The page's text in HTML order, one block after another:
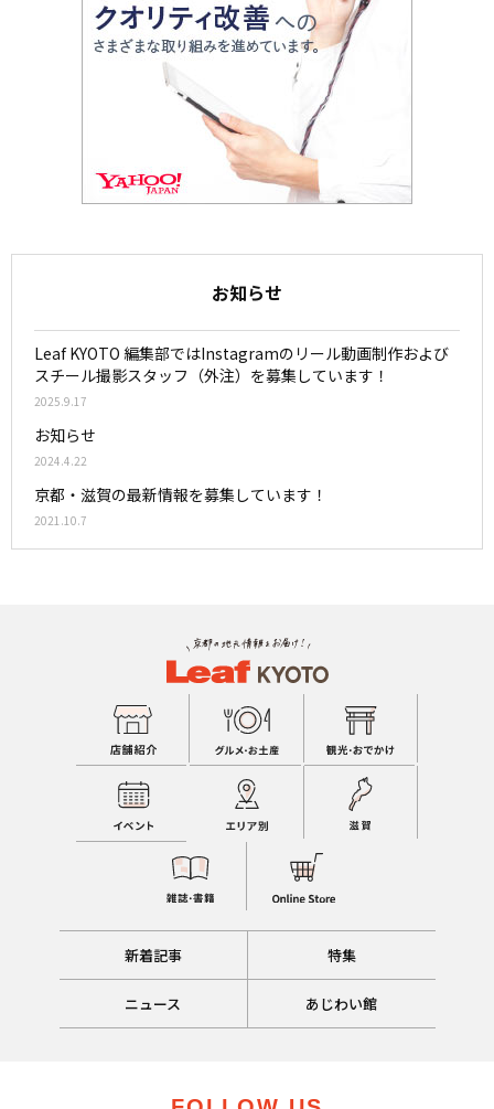
お知らせ
Leaf KYOTO 編集部ではInstagramのリール動画制作および
スチール撮影スタッフ（外注）を募集しています！
2025.9.17
お知らせ
2024.4.22
京都・滋賀の最新情報を募集しています！
2021.10.7
新着記事 特集
ニュース あじわい館